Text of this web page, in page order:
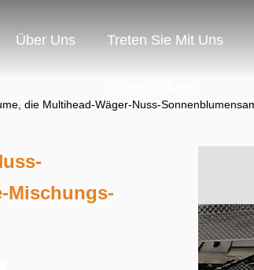
Über Uns Treten Sie Mit Uns
die Multihead-Wäger-Nuss-
Mischungs-